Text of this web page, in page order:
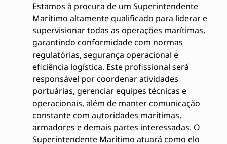
Estamos à procura de um Superintendente
Marítimo altamente qualificado para liderar e
supervisionar todas as operações marítimas,
garantindo conformidade com normas
regulatórias, segurança operacional e
eficiência logística. Este profissional será
responsável por coordenar atividades
portuárias, gerenciar equipes técnicas e
operacionais, além de manter comunicação
constante com autoridades marítimas,
armadores e demais partes interessadas. O
Superintendente Marítimo atuará como elo